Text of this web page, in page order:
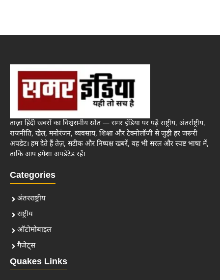
ताज़ा हिंदी खबरों का विश्वसनीय स्रोत — समर इंडिया पर पढ़ें राष्ट्रीय, अंतर्राष्ट्रीय,
राजनीति, खेल, मनोरंजन, व्यवसाय, शिक्षा और टेक्नोलॉजी से जुड़ी हर जरूरी
अपडेट। हम देते हैं तेज़, सटीक और निष्पक्ष खबरें, वह भी सरल और स्पष्ट भाषा में,
ताकि आप हमेशा अपडेटेड रहें।
Categories
अंतरराष्ट्रीय
राष्ट्रीय
ऑटोमोबाइल
गैजेट्स
Quakes Links